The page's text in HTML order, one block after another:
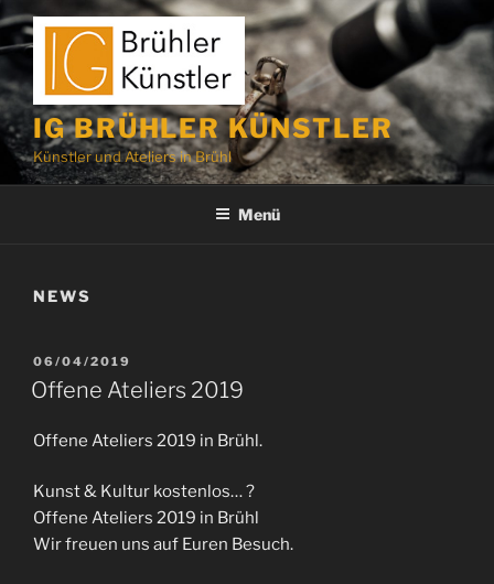
Zum
Inhalt
springen
IG BRÜHLER KÜNSTLER
Künstler und Ateliers in Brühl
Menü
NEWS
VERÖFFENTLICHT
AM
06/04/2019
Offene Ateliers 2019
Offene Ateliers 2019 in Brühl.
Kunst & Kultur kostenlos… ?
Offene Ateliers 2019 in Brühl
Wir freuen uns auf Euren Besuch.